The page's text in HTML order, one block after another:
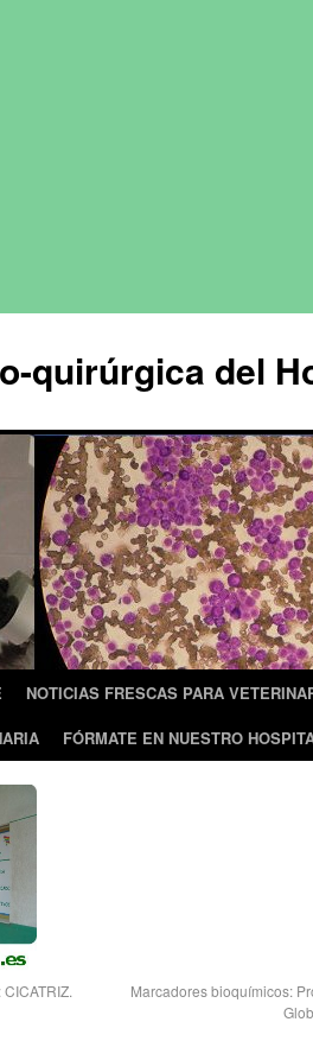
quirúrgica del
NOTICIAS FRESCAS PARA
FÓRMATE EN NUESTRO
Marcadores bioquímicos: